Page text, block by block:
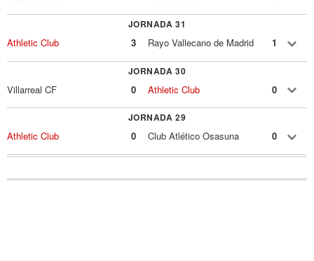
JORNADA 31
Athletic Club 3 Rayo Vallecano de Madrid 1
JORNADA 30
Villarreal CF 0 Athletic Club 0
JORNADA 29
Athletic Club 0 Club Atlético Osasuna 0